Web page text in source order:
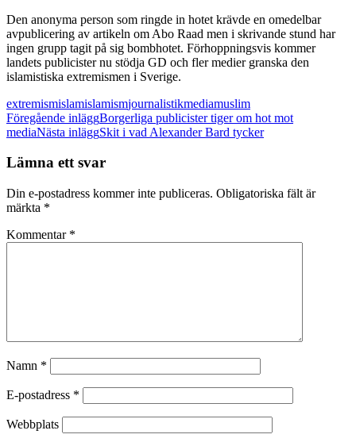
Den anonyma person som ringde in hotet krävde en omedelbar
avpublicering av artikeln om Abo Raad men i skrivande stund har
ingen grupp tagit på sig bombhotet. Förhoppningsvis kommer
landets publicister nu stödja GD och fler medier granska den
islamistiska extremismen i Sverige.
extremismislamislamismjournalistikmediamuslim
Inläggsnavigering
Föregående inläggBorgerliga publicister tiger om hot mot
mediaNästa inläggSkit i vad Alexander Bard tycker
Lämna ett svar
Din e-postadress kommer inte publiceras. Obligatoriska fält är
märkta *
Kommentar *
Namn *
E-postadress *
Webbplats